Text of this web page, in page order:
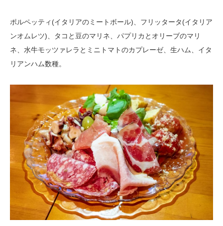
ポルペッティ(イタリアのミートボール)、フリッタータ(イタリア
ンオムレツ)、タコと豆のマリネ、パプリカとオリーブのマリ
ネ、水牛モッツァレラとミニトマトのカプレーゼ、生ハム、イタ
リアンハム数種。